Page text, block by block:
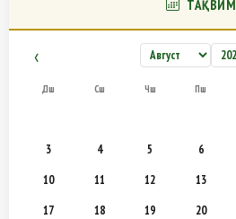
ТАҚВИМ
‹
Дш Сш Чш Пш
3
4 5 6
10
11 12 13
17
18 19 20